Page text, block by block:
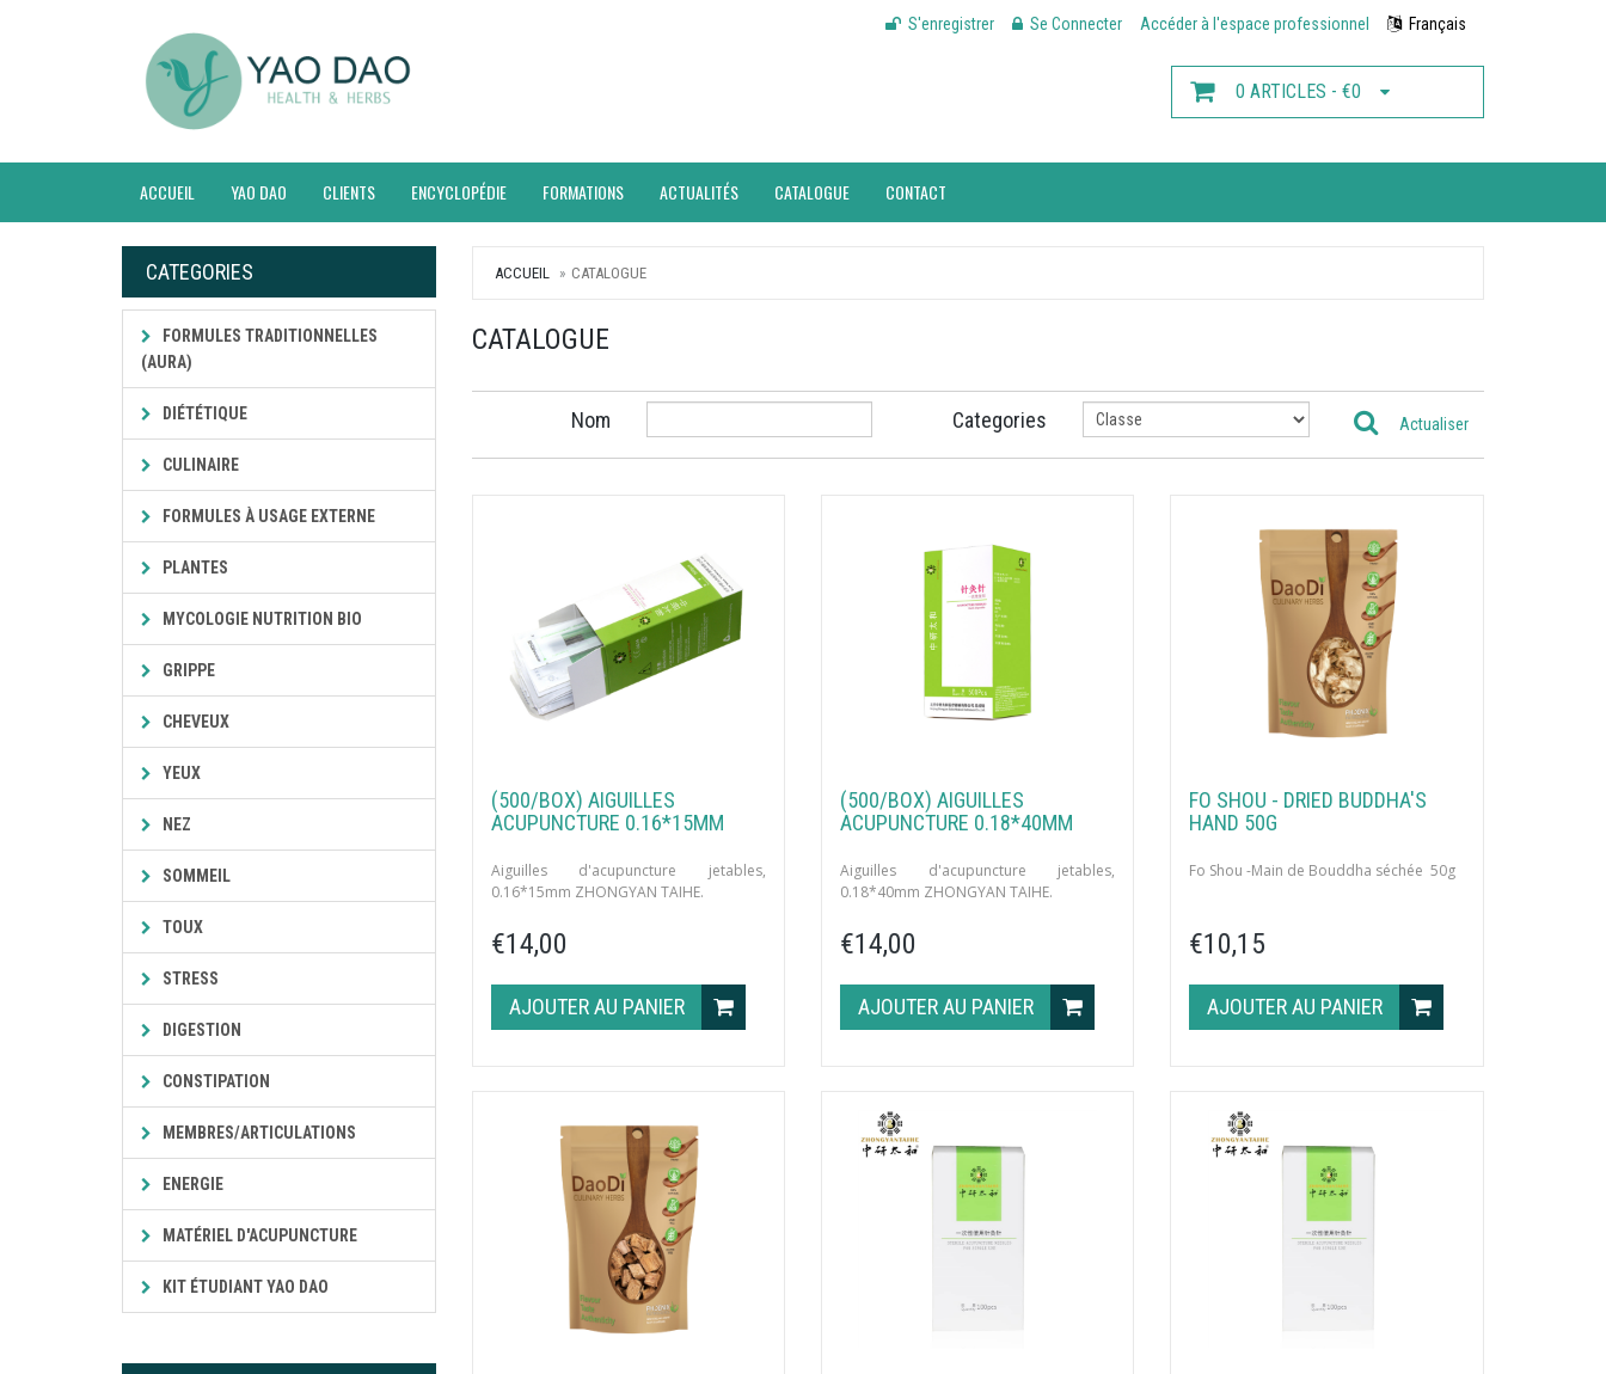
S'enregistrer Se Connecter Accéder à l'espace professionnel Français
0 ARTICLES - €0
ACCUEIL YAO DAO CLIENTS ENCYCLOPÉDIE FORMATIONS ACTUALITÉS CATALOGUE CONTACT
CATEGORIES
FORMULES TRADITIONNELLES
(AURA)
DIÉTÉTIQUE
CULINAIRE
FORMULES À USAGE EXTERNE
PLANTES
MYCOLOGIE NUTRITION BIO
GRIPPE
CHEVEUX
YEUX
NEZ
SOMMEIL
TOUX
STRESS
DIGESTION
CONSTIPATION
MEMBRES/ARTICULATIONS
ENERGIE
MATÉRIEL D'ACUPUNCTURE
KIT ÉTUDIANT YAO DAO
ACCUEIL CATALOGUE
CATALOGUE
Nom Categories Actualiser
(500/BOX) AIGUILLES
ACUPUNCTURE 0.16*15MM
Aiguilles d'acupuncture jetables,
0.16*15mm ZHONGYAN TAIHE.
500 unités par boîte en sachets de 10
aiguilles avec tube guide.
€14,00
AJOUTER AU PANIER
(500/BOX) AIGUILLES
ACUPUNCTURE 0.18*40MM
Aiguilles d'acupuncture jetables,
0.18*40mm ZHONGYAN TAIHE.
500 unités par boîte en sachets de 10
aiguilles avec tube guide.
€14,00
AJOUTER AU PANIER
FO SHOU - DRIED BUDDHA'S
HAND 50G
Fo Shou -Main de Bouddha séchée 50g
€10,15
AJOUTER AU PANIER